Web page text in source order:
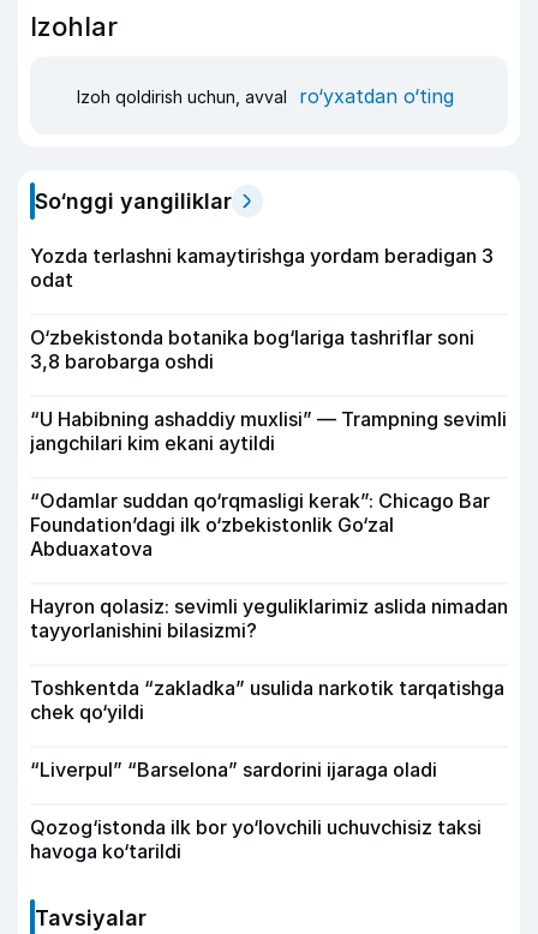
Izohlar
Izoh qoldirish uchun, avval ro‘yxatdan o‘ting
So‘nggi yangiliklar
Yozda terlashni kamaytirishga yordam beradigan 3
odat
O‘zbekistonda botanika bog‘lariga tashriflar soni
3,8 barobarga oshdi
“U Habibning ashaddiy muxlisi” — Trampning sevimli
jangchilari kim ekani aytildi
“Odamlar suddan qo‘rqmasligi kerak”: Chicago Bar
Foundation’dagi ilk o‘zbekistonlik Go‘zal
Abduaxatova
Hayron qolasiz: sevimli yeguliklarimiz aslida nimadan
tayyorlanishini bilasizmi?
Toshkentda “zakladka” usulida narkotik tarqatishga
chek qo‘yildi
“Liverpul” “Barselona” sardorini ijaraga oladi
Qozog‘istonda ilk bor yo‘lovchili uchuvchisiz taksi
havoga ko‘tarildi
Tavsiyalar